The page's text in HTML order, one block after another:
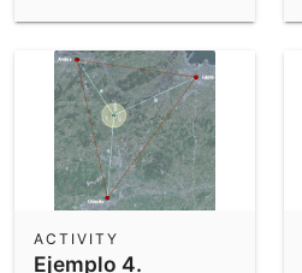
Ejemplo 4.
ACTIVITY